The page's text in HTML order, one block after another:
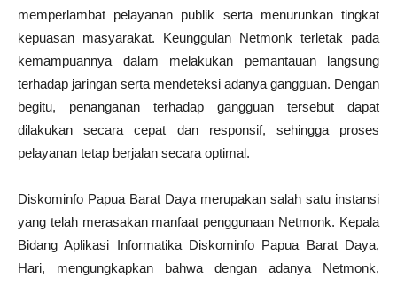
memperlambat pelayanan publik serta menurunkan tingkat
kepuasan masyarakat. Keunggulan Netmonk terletak pada
kemampuannya dalam melakukan pemantauan langsung
terhadap jaringan serta mendeteksi adanya gangguan. Dengan
begitu, penanganan terhadap gangguan tersebut dapat
dilakukan secara cepat dan responsif, sehingga proses
pelayanan tetap berjalan secara optimal.
Diskominfo Papua Barat Daya merupakan salah satu instansi
yang telah merasakan manfaat penggunaan Netmonk. Kepala
Bidang Aplikasi Informatika Diskominfo Papua Barat Daya,
Hari, mengungkapkan bahwa dengan adanya Netmonk,